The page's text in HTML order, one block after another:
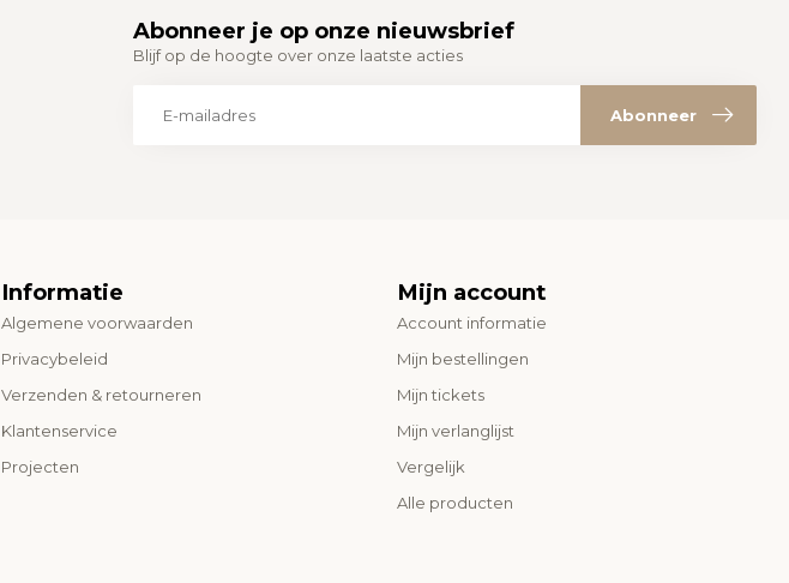
Abonneer je op onze nieuwsbrief
Blijf op de hoogte over onze laatste acties
Abonneer
Informatie
Algemene voorwaarden
Privacybeleid
Verzenden & retourneren
Klantenservice
Projecten
Mijn account
Account informatie
Mijn bestellingen
Mijn tickets
Mijn verlanglijst
Vergelijk
Alle producten